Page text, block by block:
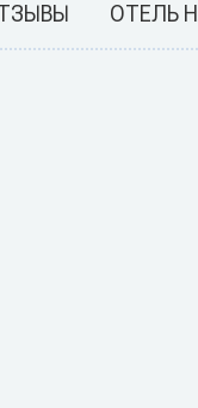
ОТЕЛЬ